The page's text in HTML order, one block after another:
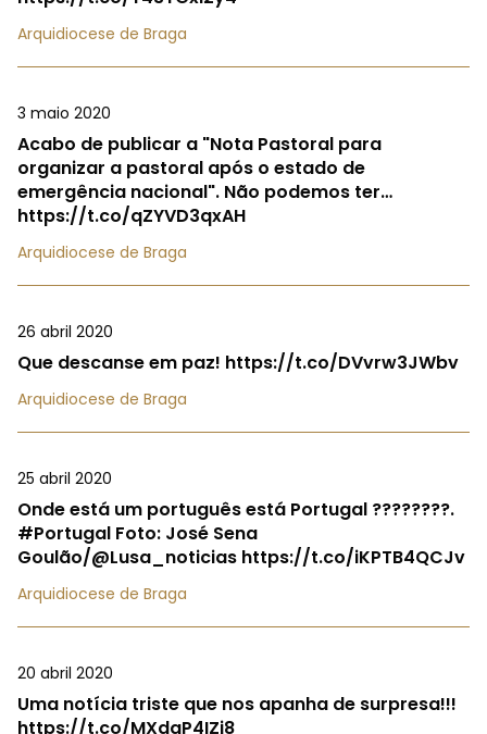
Arquidiocese de Braga
3 maio 2020
Acabo de publicar a "Nota Pastoral para
organizar a pastoral após o estado de
emergência nacional". Não podemos ter…
https://t.co/qZYVD3qxAH
Arquidiocese de Braga
26 abril 2020
Que descanse em paz! https://t.co/DVvrw3JWbv
Arquidiocese de Braga
25 abril 2020
Onde está um português está Portugal ????????.
#Portugal Foto: José Sena
Goulão/@Lusa_noticias https://t.co/iKPTB4QCJv
Arquidiocese de Braga
20 abril 2020
Uma notícia triste que nos apanha de surpresa!!!
https://t.co/MXdqP4IZj8